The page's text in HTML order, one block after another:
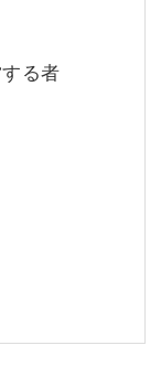
る者